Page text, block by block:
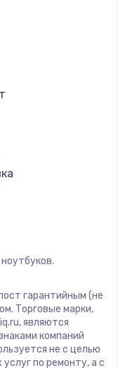
iru
гарантийным (не
Торговые марки,
являются
компаний
не с целью
по ремонту, а с